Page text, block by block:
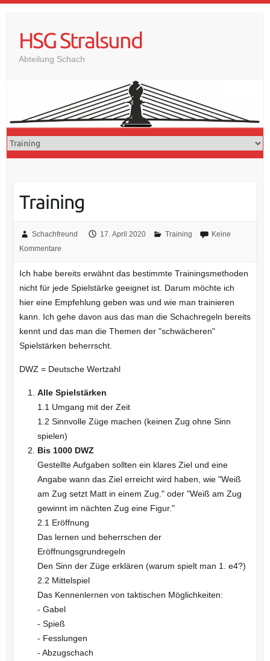
contentHSG Stralsund
Abteilung Schach
Training
Schachfreund 17. April 2020 Training
Keine
Kommentare
Ich habe bereits erwähnt das bestimmte Trainingsmethoden
nicht für jede Spielstärke geeignet ist. Darum möchte ich
hier eine Empfehlung geben was und wie man trainieren
kann. Ich gehe davon aus das man die Schachregeln bereits
kennt und das man die Themen der "schwächeren"
Spielstärken beherrscht.
DWZ = Deutsche Wertzahl
Alle Spielstärken
1.1 Umgang mit der Zeit
1.2 Sinnvolle Züge machen (keinen Zug ohne Sinn
spielen)
Bis 1000 DWZ
Gestellte Aufgaben sollten ein klares Ziel und eine
Angabe wann das Ziel erreicht wird haben, wie "Weiß
am Zug setzt Matt in einem Zug." oder "Weiß am Zug
gewinnt im nächten Zug eine Figur."
2.1 Eröffnung
Das lernen und beherrschen der
Eröffnungsgrundregeln
Den Sinn der Züge erklären (warum spielt man 1. e4?)
2.2 Mittelspiel
Das Kennenlernen von taktischen Möglichkeiten:
- Gabel
- Spieß
- Fesslungen
- Abzugschach